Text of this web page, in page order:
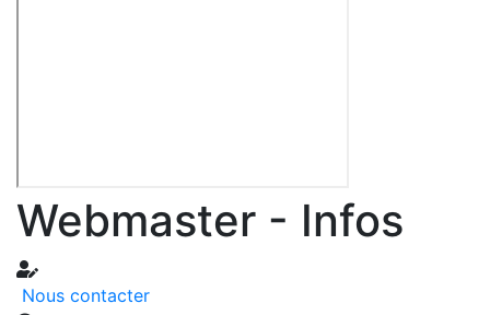
Webmaster - Infos
Nous contacter